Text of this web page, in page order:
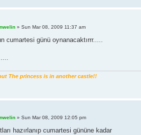
» Sun Mar 08, 2009 11:37 am
cumartesi günü oynanacaktırrr.....
The princess is in another castle!!
» Sun Mar 08, 2009 12:05 pm
hazırlanıp cumartesi gününe kadar